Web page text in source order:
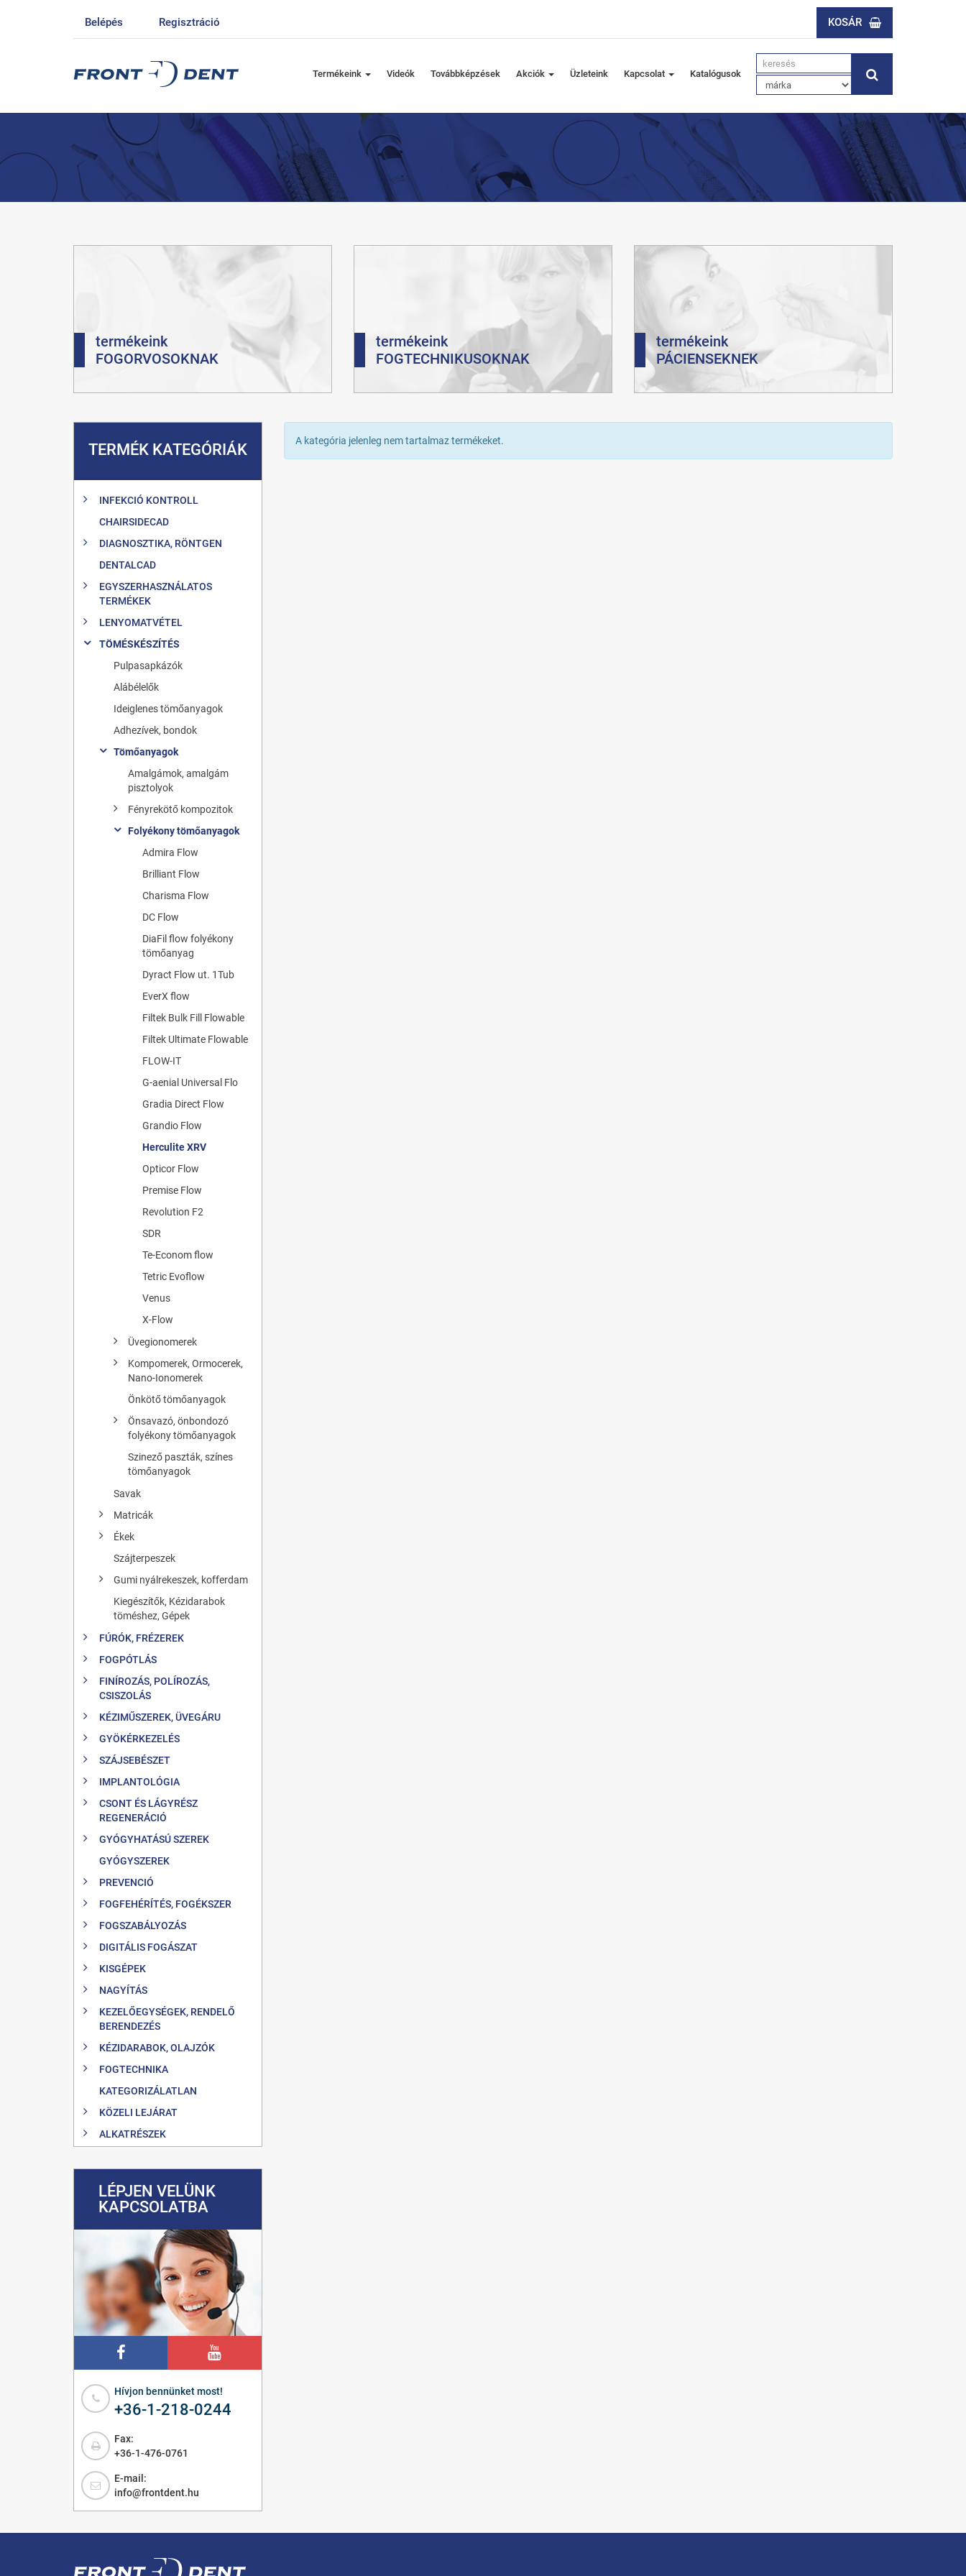
Belépés Regisztráció KOSÁR
Termékeink Videók Továbbképzések Akciók Üzleteink Kapcsolat Katalógusok
termékeink
FOGORVOSOKNAK
termékeink
FOGTECHNIKUSOKNAK
termékeink
PÁCIENSEKNEK
TERMÉK KATEGÓRIÁK
INFEKCIÓ KONTROLL
CHAIRSIDECAD
DIAGNOSZTIKA, RÖNTGEN
DENTALCAD
EGYSZERHASZNÁLATOS
TERMÉKEK
LENYOMATVÉTEL
TÖMÉSKÉSZÍTÉS
Pulpasapkázók
Alábélelők
Ideiglenes tömőanyagok
Adhezívek, bondok
Tömőanyagok
Amalgámok, amalgám
pisztolyok
Fényrekötő kompozitok
Folyékony tömőanyagok
Admira Flow
Brilliant Flow
Charisma Flow
DC Flow
DiaFil flow folyékony
tömőanyag
Dyract Flow ut. 1Tub
EverX flow
Filtek Bulk Fill Flowable
Filtek Ultimate Flowable
FLOW-IT
G-aenial Universal Flo
Gradia Direct Flow
Grandio Flow
Herculite XRV
Opticor Flow
Premise Flow
Revolution F2
SDR
Te-Econom flow
Tetric Evoflow
Venus
X-Flow
Üvegionomerek
Kompomerek, Ormocerek,
Nano-Ionomerek
Önkötő tömőanyagok
Önsavazó, önbondozó
folyékony tömőanyagok
Szinező paszták, színes
tömőanyagok
Savak
Matricák
Ékek
Szájterpeszek
Gumi nyálrekeszek, kofferdam
Kiegészítők, Kézidarabok
töméshez, Gépek
FÚRÓK, FRÉZEREK
FOGPÓTLÁS
FINÍROZÁS, POLÍROZÁS,
CSISZOLÁS
KÉZIMŰSZEREK, ÜVEGÁRU
GYÖKÉRKEZELÉS
SZÁJSEBÉSZET
IMPLANTOLÓGIA
CSONT ÉS LÁGYRÉSZ
REGENERÁCIÓ
GYÓGYHATÁSÚ SZEREK
GYÓGYSZEREK
PREVENCIÓ
FOGFEHÉRÍTÉS, FOGÉKSZER
FOGSZABÁLYOZÁS
DIGITÁLIS FOGÁSZAT
KISGÉPEK
NAGYÍTÁS
KEZELŐEGYSÉGEK, RENDELŐ
BERENDEZÉS
KÉZIDARABOK, OLAJZÓK
FOGTECHNIKA
KATEGORIZÁLATLAN
KÖZELI LEJÁRAT
ALKATRÉSZEK
LÉPJEN VELÜNK
KAPCSOLATBA
Hívjon bennünket most!
+36-1-218-0244
Fax:
+36-1-476-0761
E-mail:
info@frontdent.hu
A kategória jelenleg nem tartalmaz termékeket.